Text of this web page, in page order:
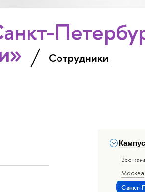
Сотрудники
Кампус
Все
Москва
Санкт-